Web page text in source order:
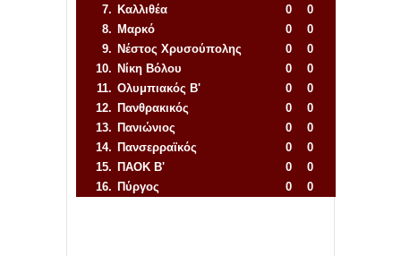
7. Καλλιθέα 0
0
8. Μαρκό 0
0
9. Νέστος Χρυσούπολης 0
0
10. Νίκη Βόλου 0
0
11. Ολυμπιακός Β' 0
0
12. Πανθρακικός 0
0
13. Πανιώνιος 0
0
14. Πανσερραϊκός 0
0
15. ΠΑΟΚ Β' 0
0
16. Πύργος 0
0